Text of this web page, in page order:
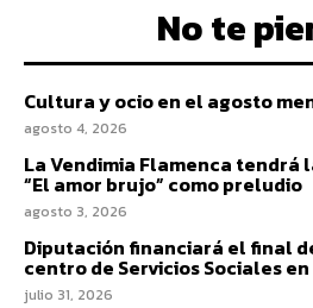
No te
Cultura y ocio en el agosto
agosto 4, 2026
La Vendimia Flamenca tendrá
“El amor brujo” como preludio
agosto 3, 2026
Diputación financiará el final
centro de Servicios Sociales
julio 31, 2026